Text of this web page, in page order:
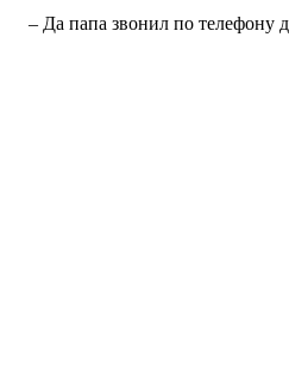
– Да папа звонил по телефону